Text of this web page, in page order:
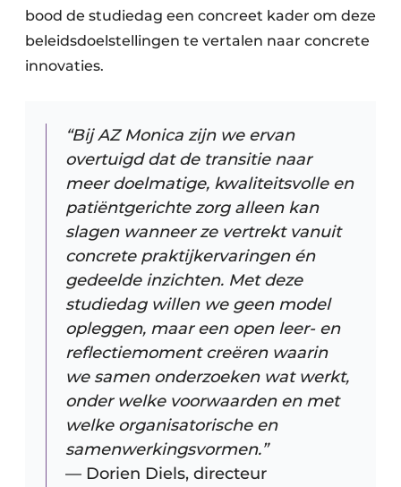
bood de studiedag een concreet kader om deze
beleidsdoelstellingen te vertalen naar concrete
innovaties.
“Bij AZ Monica zijn we ervan
overtuigd dat de transitie naar
meer doelmatige, kwaliteitsvolle en
patiëntgerichte zorg alleen kan
slagen wanneer ze vertrekt vanuit
concrete praktijkervaringen én
gedeelde inzichten. Met deze
studiedag willen we geen model
opleggen, maar een open leer- en
reflectiemoment creëren waarin
we samen onderzoeken wat werkt,
onder welke voorwaarden en met
welke organisatorische en
samenwerkingsvormen.”
— Dorien Diels, directeur